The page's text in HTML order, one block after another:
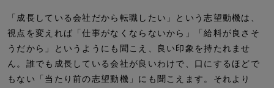
「成長している会社だから転職したい」という志望動機は、
視点を変えれば「仕事がなくならないから」「給料が良さそ
うだから」というようにも聞こえ、良い印象を持たれませ
ん。誰でも成長している会社が良いわけで、口にするほどで
もない「当たり前の志望動機」にも聞こえます。それより